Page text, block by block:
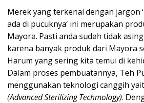
Merek yang terkenal dengan jargon
ada di pucuknya’ ini merupakan
Mayora. Pasti anda sudah tidak
karena banyak produk dari Mayora
Harum yang sering kita temui di
Dalam proses pembuatannya, Teh
menggunakan teknologi canggih
(Advanced Sterilizing Techmology).